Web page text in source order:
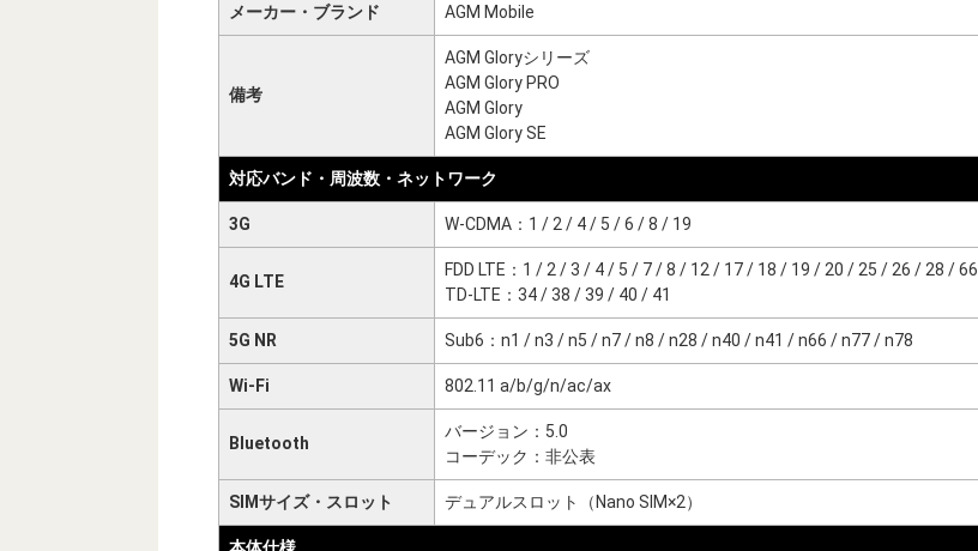
メーカー・ブランド AGM Mobile
備考
AGM Gloryシリーズ
AGM Glory PRO
AGM Glory
AGM Glory SE
対応バンド・周波数・ネットワーク
3G W-CDMA：1 / 2 / 4 / 5 / 6 / 8 / 19
4G LTE
FDD LTE：1 / 2 / 3 / 4 / 5 / 7 / 8 / 12 / 17 / 18 / 19 / 20 / 25 / 26 / 28 / 66
TD-LTE：34 / 38 / 39 / 40 / 41
5G NR Sub6：n1 / n3 / n5 / n7 / n8 / n28 / n40 / n41 / n66 / n77 / n78
Wi-Fi 802.11 a/b/g/n/ac/ax
Bluetooth
バージョン：5.0
コーデック：非公表
SIMサイズ・スロット デュアルスロット（Nano SIM×2）
本体仕様